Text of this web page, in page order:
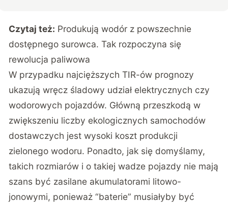
Czytaj też: Produkują wodór z powszechnie
dostępnego surowca. Tak rozpoczyna się
rewolucja paliwowa
W przypadku najcięższych TIR-ów prognozy
ukazują wręcz śladowy udział elektrycznych czy
wodorowych pojazdów. Główną przeszkodą w
zwiększeniu liczby ekologicznych samochodów
dostawczych jest wysoki koszt produkcji
zielonego wodoru. Ponadto, jak się domyślamy,
takich rozmiarów i o takiej wadze pojazdy nie mają
szans być zasilane akumulatorami litowo-
jonowymi, ponieważ “baterie” musiałyby być